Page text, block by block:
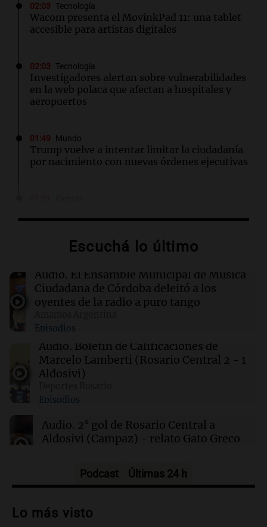
02:03 Tecnología
Wacom presenta el MovinkPad 11: una tablet
accesible para artistas digitales
02:03 Tecnología
Investigadores alertan sobre vulnerabilidades
en la web polaca que afectan a hospitales y
aeropuertos
01:49 Mundo
Trump vuelve a intentar limitar la ciudadanía
por nacimiento con nuevas órdenes ejecutivas
Ötzi, el hombre de hielo de 5.300 años
China se prepara para el tifón Dolphin; cierran
escuelas y actividades turísticas en varias
provincias
00:32 Clima
Clima en Salta: cómo estará el tiempo este
sábado 8 de agosto
Clima en Tucumán: cómo estará el tiempo
Escuchá lo último
Audio. El Ensamble Municipal de Música
Ciudadana de Córdoba deleitó a los
oyentes de la radio a puro tango
Episodios
Audio. Boletín de Calificaciones de
Marcelo Lamberti (Rosario Central 2 - 1
Aldosivi)
Episodios
Audio. 2° gol de Rosario Central a
Aldosivi (Campaz) - relato Gato Greco
Audio.Nuevo desarrollo urbano y casa
en Villa María
Podcast Últimas 24 h
Lo más visto